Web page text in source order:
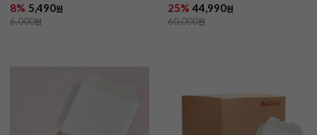
8% 5,490원
6,000원
25% 44,990원
60,000원